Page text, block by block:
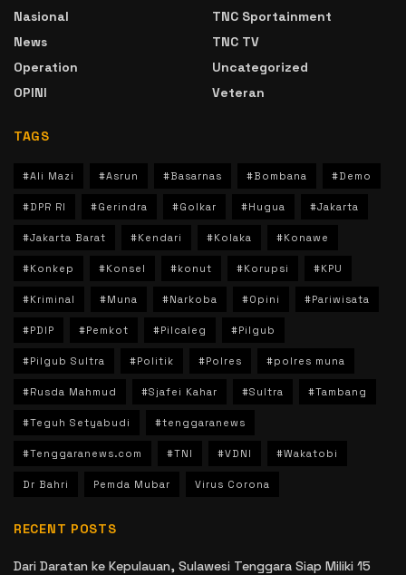
Nasional
News
Operation
OPINI
TNC Sportainment
TNC TV
Uncategorized
Veteran
TAGS
#Ali Mazi #Asrun #Basarnas #Bombana #Demo
#DPR RI #Gerindra #Golkar #Hugua #Jakarta
#Jakarta Barat #Kendari #Kolaka #Konawe
#Konkep #Konsel #konut #Korupsi #KPU
#Kriminal #Muna #Narkoba #Opini #Pariwisata
#PDIP #Pemkot #Pilcaleg #Pilgub
#Pilgub Sultra #Politik #Polres #polres muna
#Rusda Mahmud #Sjafei Kahar #Sultra #Tambang
#Teguh Setyabudi #tenggaranews
#Tenggaranews.com #TNI #VDNI #Wakatobi
Dr Bahri Pemda Mubar Virus Corona
RECENT POSTS
Dari Daratan ke Kepulauan, Sulawesi Tenggara Siap Miliki 15